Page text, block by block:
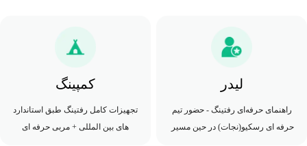
لیدر
راهنمای حرفه‌ای رفتینگ - حضور تیم
حرفه ای رسکیو(نجات) در حین مسیر
کمپینگ
تجهیزات کامل رفتینگ طبق استاندارد
های بین المللی + مربی حرفه ای